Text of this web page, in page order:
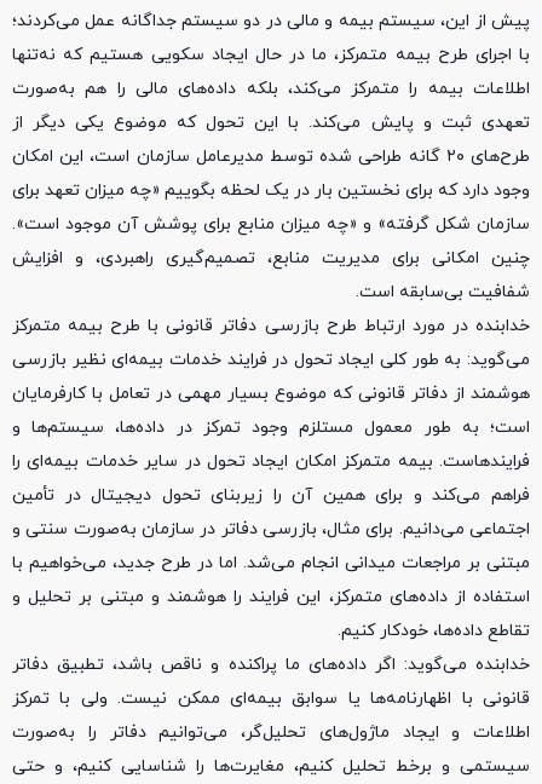
پیش از این، سیستم بیمه و مالی در دو سیستم جداگانه عمل می‌کردند؛
با اجرای طرح بیمه متمرکز، ما در حال ایجاد سکویی هستیم که نه‌تنها
اطلاعات بیمه را متمرکز می‌کند، بلکه داده‌های مالی را هم به‌صورت
تعهدی ثبت و پایش می‌کند. با این تحول که موضوع یکی دیگر از
طرح‌های ۲۰ گانه طراحی شده توسط مدیرعامل سازمان است، این امکان
وجود دارد که برای نخستین بار در یک لحظه بگوییم «چه میزان تعهد برای
سازمان شکل گرفته» و «چه میزان منابع برای پوشش آن موجود است».
چنین امکانی برای مدیریت منابع، تصمیم‌گیری راهبردی، و افزایش
شفافیت بی‌سابقه است.
خدابنده در مورد ارتباط طرح بازرسی دفاتر قانونی با طرح بیمه متمرکز
می‌گوید: به طور کلی ایجاد تحول در فرایند خدمات بیمه‌ای نظیر بازرسی
هوشمند از دفاتر قانونی که موضوع بسیار مهمی در تعامل با کارفرمایان
است؛ به طور معمول مستلزم وجود تمرکز در داده‌ها، سیستم‌ها و
فرایندهاست. بیمه متمرکز امکان ایجاد تحول در سایر خدمات بیمه‌ای را
فراهم می‌کند و برای همین آن را زیربنای تحول دیجیتال در تأمین
اجتماعی می‌دانیم. برای مثال، بازرسی‌ دفاتر در سازمان به‌صورت سنتی و
مبتنی بر مراجعات میدانی انجام می‌شد. اما در طرح جدید، می‌خواهیم با
استفاده از داده‌های متمرکز، این فرایند را هوشمند و مبتنی بر تحلیل و
تقاطع داده‌ها، خودکار کنیم.
خدابنده می‌گوید: اگر داده‌های ما پراکنده و ناقص باشد، تطبیق دفاتر
قانونی با اظهارنامه‌ها یا سوابق بیمه‌ای ممکن نیست. ولی با تمرکز
اطلاعات و ایجاد ماژول‌های تحلیل‌گر، می‌توانیم دفاتر را به‌صورت
سیستمی و برخط تحلیل کنیم، مغایرت‌ها را شناسایی کنیم، و حتی